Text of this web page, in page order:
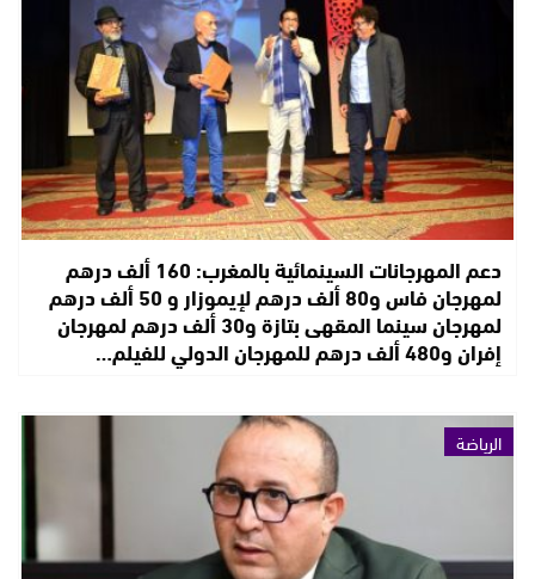
دعم المهرجانات السينمائية بالمغرب: 160 ألف درهم
لمهرجان فاس و80 ألف درهم لإيموزار و 50 ألف درهم
لمهرجان سينما المقهى بتازة و30 ألف درهم لمهرجان
إفران و480 ألف درهم للمهرجان الدولي للفيلم…
الرياضة